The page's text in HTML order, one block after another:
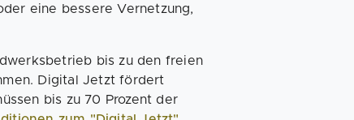
eine bessere Vernetzung,
bis zu den freien
Digital Jetzt fördert
bis zu 70 Prozent der